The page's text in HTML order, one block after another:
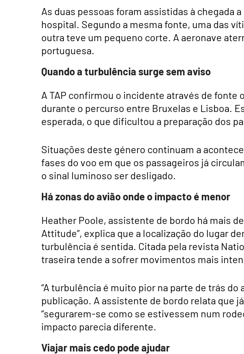
As duas pessoas foram assistidas à chegada
hospital. Segundo a mesma fonte, uma das
outra teve um pequeno corte. A aeronave
portuguesa.
Quando a turbulência surge sem aviso
A TAP confirmou o incidente através de
durante o percurso entre Bruxelas e Lisboa.
esperada, o que dificultou a preparação dos
Situações deste género continuam a
fases do voo em que os passageiros já
o sinal luminoso ser desligado.
Há zonas do avião onde o impacto é menor
Heather Poole, assistente de bordo há mais
Attitude”, explica que a localização do lugar
turbulência é sentida. Citada pela revista
traseira tende a sofrer movimentos mais
“A turbulência é muito pior na parte de trás do
publicação. A assistente de bordo relata que
“segurarem-se como se estivessem num
impacto parecia diferente.
Viajar mais cedo pode ajudar